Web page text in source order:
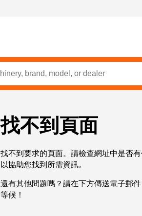
找不到頁面
找不到要求的頁面。請檢查網址中是否
以協助您找到所需資訊。
還有其他問題嗎？請在下方傳送電子郵
等候！